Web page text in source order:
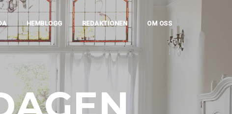
HEMBLOGG REDAKTIONEN OM OSS